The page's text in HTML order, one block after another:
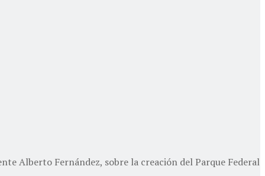
Alberto Fernández, sobre la creación del Parque Federal